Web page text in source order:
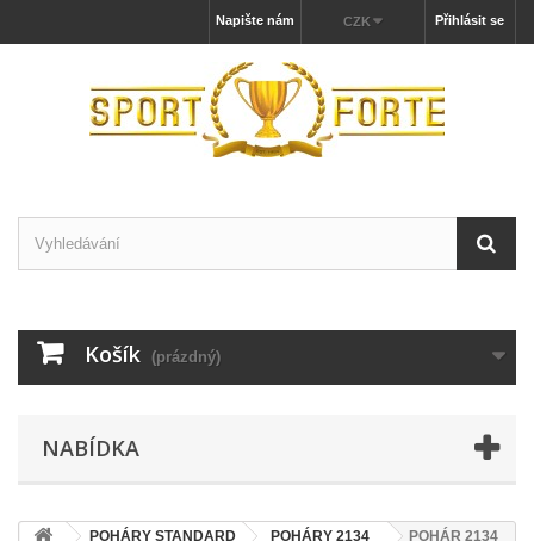
Přihlásit se
CZK
Napište nám
Košík (prázdný)
NABÍDKA
POHÁRY STANDARD POHÁRY 2134
POHÁR 2134